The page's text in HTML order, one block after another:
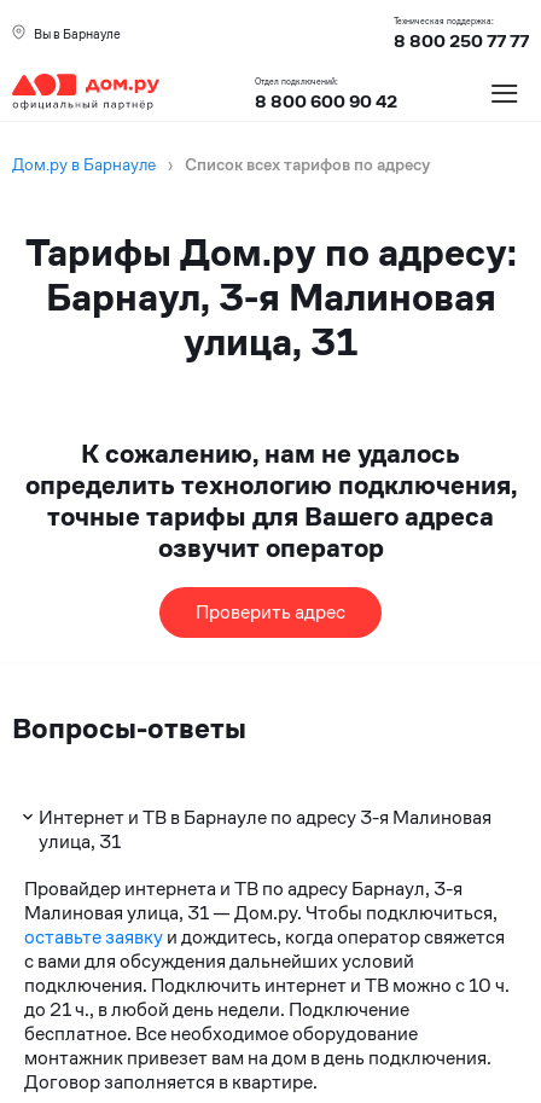
Вы в Барнауле
Техническая поддержка:
8 800 250 77 77
Отдел подключений:
8 800 600 90 42 ≡
Дом.ру в Барнауле › Список всех тарифов по адресу
Тарифы Дом.ру по адресу:
Барнаул, 3-я Малиновая
улица, 31
К сожалению, нам не удалось
определить технологию подключения,
точные тарифы для Вашего адреса
озвучит оператор
Проверить адрес
Вопросы-ответы
Интернет и ТВ в Барнауле по адресу 3-я Малиновая
улица, 31
Провайдер интернета и ТВ по адресу Барнаул, 3-я
Малиновая улица, 31 — Дом.ру. Чтобы подключиться,
оставьте заявкуи дождитесь, когда оператор свяжется
с вами для обсуждения дальнейших условий
подключения. Подключить интернет и ТВ можно с 10 ч.
до 21 ч., в любой день недели. Подключение
бесплатное. Все необходимое оборудование
монтажник привезет вам на дом в день подключения.
Договор заполняется в квартире.